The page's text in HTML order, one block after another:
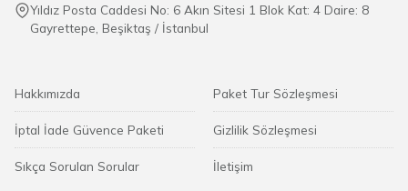
Yıldız Posta Caddesi No: 6 Akın Sitesi 1 Blok Kat: 4 Daire: 8
Gayrettepe, Beşiktaş / İstanbul
Hakkımızda
İptal İade Güvence Paketi
Sıkça Sorulan Sorular
Paket Tur Sözleşmesi
Gizlilik Sözleşmesi
İletişim